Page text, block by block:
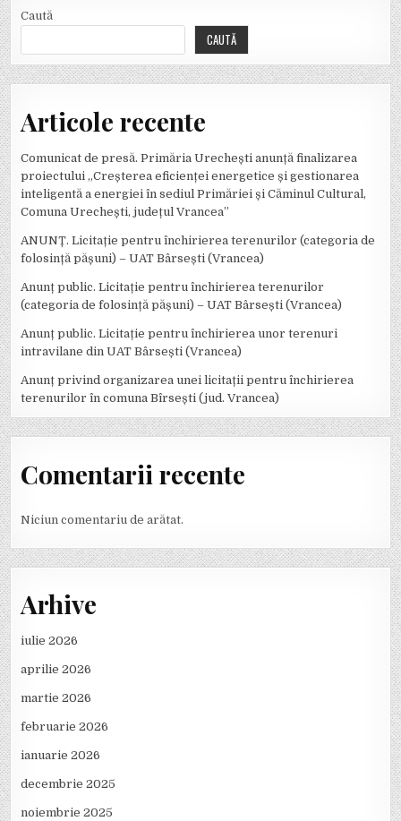
Caută
CAUTĂ
Articole recente
Comunicat de presă. Primăria Urechești anunță finalizarea
proiectului „Creșterea eficienței energetice și gestionarea
inteligentă a energiei în sediul Primăriei și Căminul Cultural,
Comuna Urechești, județul Vrancea”
ANUNȚ. Licitație pentru închirierea terenurilor (categoria de
folosință pășuni) – UAT Bârsești (Vrancea)
Anunț public. Licitație pentru închirierea terenurilor
(categoria de folosință pășuni) – UAT Bârsești (Vrancea)
Anunț public. Licitație pentru închirierea unor terenuri
intravilane din UAT Bârsești (Vrancea)
Anunț privind organizarea unei licitații pentru închirierea
terenurilor în comuna Bîrsești (jud. Vrancea)
Comentarii recente
Niciun comentariu de arătat.
Arhive
iulie 2026
aprilie 2026
martie 2026
februarie 2026
ianuarie 2026
decembrie 2025
noiembrie 2025